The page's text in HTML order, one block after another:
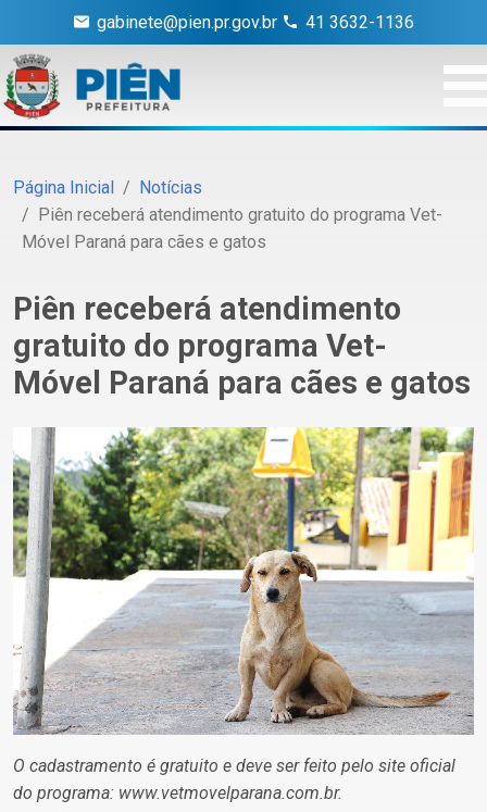
gabinete@pien.pr.gov.br 41 3632-1136
Página Inicial
Notícias
Piên receberá atendimento gratuito do programa Vet-
Móvel Paraná para cães e gatos
Piên receberá atendimento
gratuito do programa Vet-
Móvel Paraná para cães e gatos
O cadastramento é gratuito e deve ser feito pelo site oficial
do programa: www.vetmovelparana.com.br.